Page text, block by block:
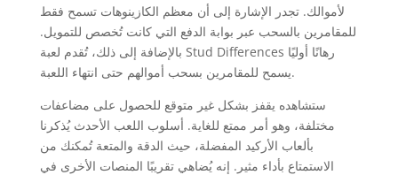
لأموالك. تجدر الإشارة إلى أن معظم الكازينوهات تسمح فقط
للمقامرين بالسحب عبر بوابة الدفع التي كانت تُخصص للتمويل.
بالإضافة إلى ذلك، تُقدم لعبة Stud Differences رهانًا أوليًا
يسمح للمقامرين بسحب أموالهم حتى انتهاء اللعبة.
ستشاهده يقفز بشكل غير متوقع للحصول على مضاعفات
مختلفة، وهو أمر ممتع للغاية. أسلوب اللعب الأحدث يُذكرنا
بألعاب الأركيد المفضلة، حيث الدقة والمتعة تُمكنك من
الاستمتاع بأداء مثير. إنه يُضاهي تقريبًا المنصات الأخرى في